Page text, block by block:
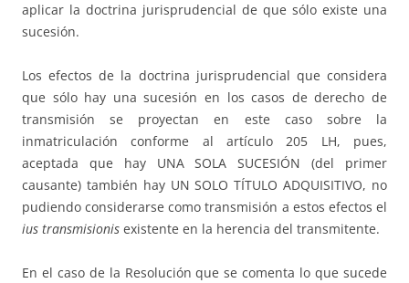
aplicar la doctrina jurisprudencial de que sólo existe una
sucesión.
Los efectos de la doctrina jurisprudencial que considera
que sólo hay una sucesión en los casos de derecho de
transmisión se proyectan en este caso sobre la
inmatriculación conforme al artículo 205 LH, pues,
aceptada que hay UNA SOLA SUCESIÓN (del primer
causante) también hay UN SOLO TÍTULO ADQUISITIVO, no
pudiendo considerarse como transmisión a estos efectos el
ius transmisionis existente en la herencia del transmitente.
En el caso de la Resolución que se comenta lo que sucede